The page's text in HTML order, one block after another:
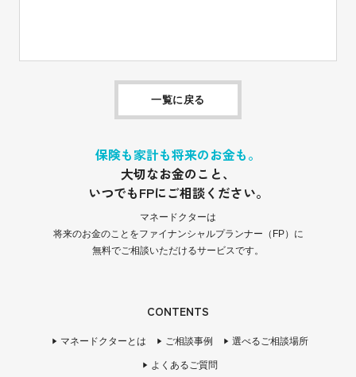
一覧に戻る
保険も家計も将来のお金も。
大切なお金のこと、
いつでもFPにご相談ください。
マネードクターは
将来のお金のことをファイナンシャルプランナー（FP）に
無料でご相談いただけるサービスです。
CONTENTS
マネードクターとは ご相談事例 選べるご相談場所
よくあるご質問